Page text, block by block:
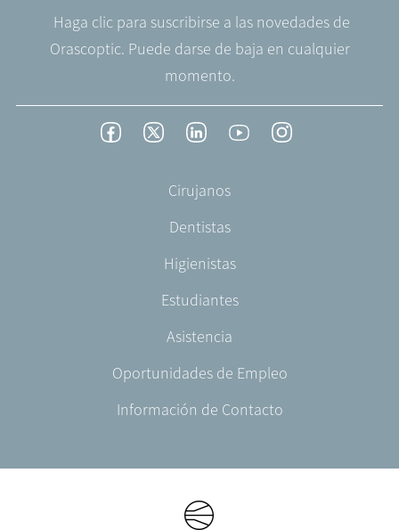
Haga clic para suscribirse a las novedades de
Orascoptic. Puede darse de baja en cualquier
momento.
FacebookTwitterLinkedInYouTubeInstagram
Cirujanos
Dentistas
Higienistas
Estudiantes
Asistencia
Oportunidades de Empleo
Información de Contacto